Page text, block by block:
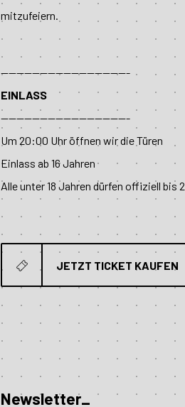
mitzufeiern.
---------------------------------
EINLASS
---------------------------------
Um 20:00 Uhr öffnen wir die Türen
Einlass ab 16 Jahren
Alle unter 18 Jahren dürfen offiziell bis
JETZT TICKET KAUFEN
Newsletter_